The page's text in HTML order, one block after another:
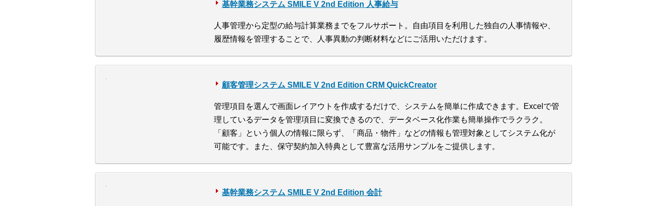
基幹業務システム SMILE V 2nd Edition 人事給与
人事管理から定型の給与計算業務までをフルサポート。自由項目を利用した独自の人事情報や、
履歴情報を管理することで、人事異動の判断材料などにご活用いただけます。
顧客管理システム SMILE V 2nd Edition CRM QuickCreator
管理項目を選んで画面レイアウトを作成するだけで、システムを簡単に作成できます。Excelで管
理しているデータを管理項目に変換できるので、データベース化作業も簡単操作でラクラク。
「顧客」という個人の情報に限らず、「商品・物件」などの情報も管理対象としてシステム化が
可能です。また、保守契約加入特典として豊富な活用サンプルをご提供します。
基幹業務システム SMILE V 2nd Edition 会計